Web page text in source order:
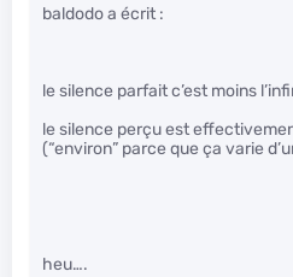
baldodo a écrit :
le silence parfait c’est moins
le silence perçu est
(“environ” parce que ça varie
heu….